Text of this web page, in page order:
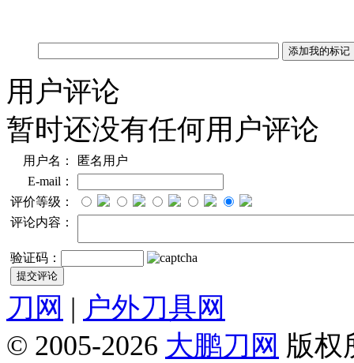
用户评论
暂时还没有任何用户评论
用户名：
匿名用户
E-mail：
评价等级：
评论内容：
验证码：
刀网 | 户外刀具网
© 2005-2026 大鹏刀网 版权